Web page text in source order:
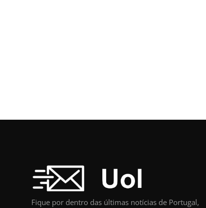
Fique por dentro das últimas notícias de Portugal,